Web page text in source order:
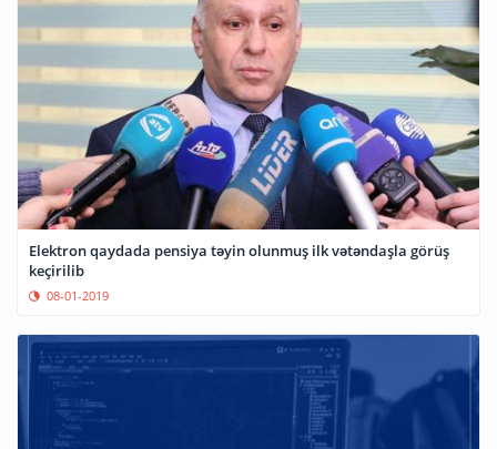
Elektron qaydada pensiya təyin olunmuş ilk vətəndaşla görüş
keçirilib
08-01-2019